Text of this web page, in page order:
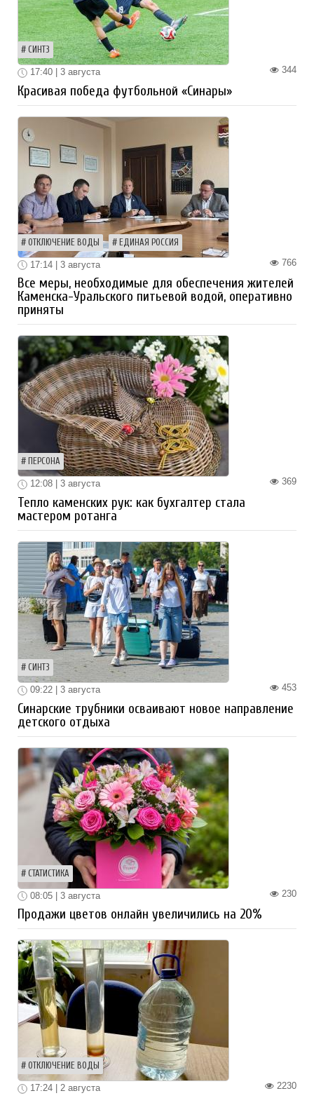
СИНТЗ
344
17:40 | 3 августа
Красивая победа футбольной «Синары»
ОТКЛЮЧЕНИЕ ВОДЫ ЕДИНАЯ РОССИЯ
766
17:14 | 3 августа
Все меры, необходимые для обеспечения жителей
Каменска-Уральского питьевой водой, оперативно
приняты
ПЕРСОНА
369
12:08 | 3 августа
Тепло каменских рук: как бухгалтер стала
мастером ротанга
СИНТЗ
453
09:22 | 3 августа
Синарские трубники осваивают новое направление
детского отдыха
СТАТИСТИКА
230
08:05 | 3 августа
Продажи цветов онлайн увеличились на 20%
ОТКЛЮЧЕНИЕ ВОДЫ
2230
17:24 | 2 августа